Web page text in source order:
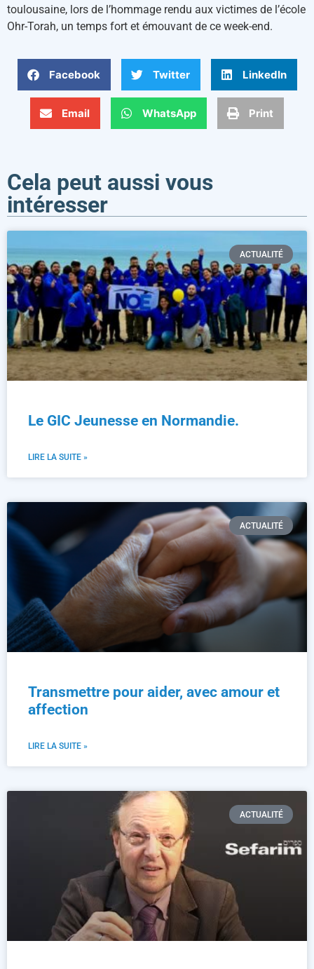
toulousaine, lors de l’hommage rendu aux victimes de l’école
Ohr-Torah, un temps fort et émouvant de ce week-end.
Facebook Twitter LinkedIn
Email WhatsApp Print
Cela peut aussi vous
intéresser
ACTUALITÉ
Le GIC Jeunesse en Normandie.
LIRE LA SUITE »
ACTUALITÉ
Transmettre pour aider, avec amour et
affection
LIRE LA SUITE »
ACTUALITÉ